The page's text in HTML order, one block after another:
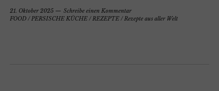
21. Oktober 2025
Schreibe einen Kommentar
FOOD /PERSISCHE KÜCHE /REZEPTE /Rezepte aus aller Welt